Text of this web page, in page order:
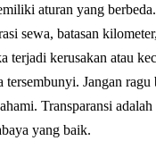
aturan yang
sewa, batasan
terjadi kerusakan atau
tersembunyi. Jangan ragu
Transparansi
yang baik.